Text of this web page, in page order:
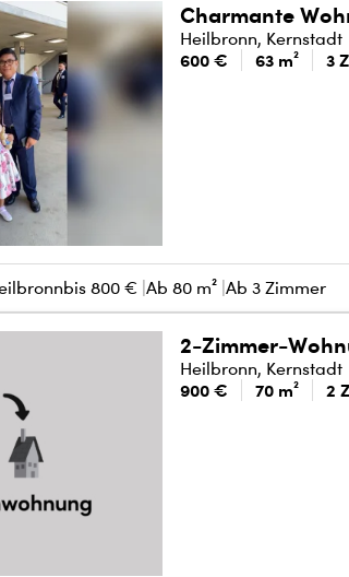
Charmante
Heilbronn, Kernstadt
600 € 63 m² 3
bis 800 € Ab 80 m² Ab 3 Zimmer
2-Zimmer-
Heilbronn, Kernstadt
900 € 70 m² 2